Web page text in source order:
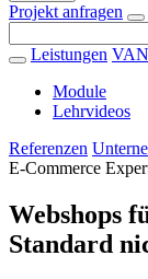
Projekt anfragen
Leistungen
Module
Lehrvideos
Referenzen
E-Commerce
Webshops
Standard